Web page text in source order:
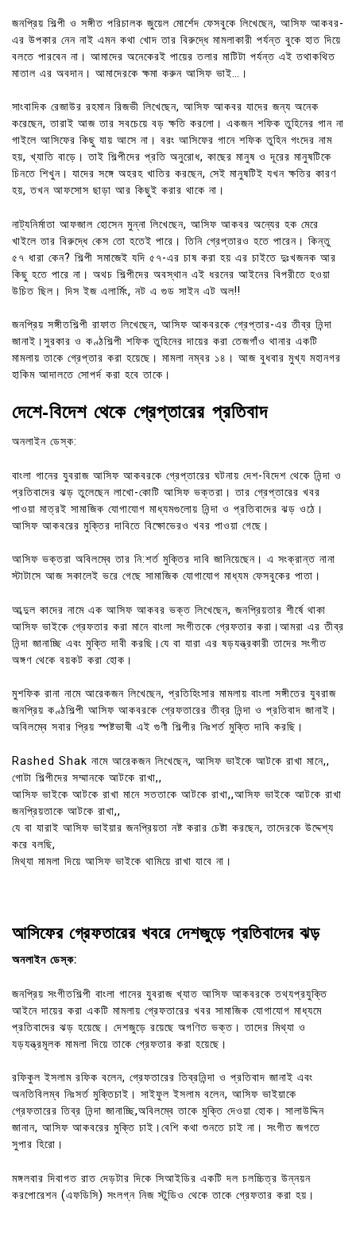
জনপ্রিয় শিল্পী ও সঙ্গীত পরিচালক জুয়েল মোর্শেদ ফেসবুকে লিখেছেন, আসিফ আকবর-
এর উপকার নেন নাই এমন কথা খোদ তার বিরুদ্ধে মামলাকারী পর্যন্ত বুকে হাত দিয়ে
বলতে পারবেন না। আমাদের অনেকেরই পায়ের তলার মাটিটা পর্যন্ত এই তথাকথিত
মাতাল এর অবদান। আমাদেরকে ক্ষমা করুন আসিফ ভাই…।
সাংবাদিক রেজাউর রহমান রিজভী লিখেছেন, আসিফ আকবর যাদের জন্য অনেক
করেছেন, তারাই আজ তার সবচেয়ে বড় ক্ষতি করলো। একজন শফিক তুহিনের গান না
গাইলে আসিফের কিছু যায় আসে না। বরং আসিফের গানে শফিক তুহিন গংদের নাম
হয়, খ্যাতি বাড়ে। তাই শিল্পীদের প্রতি অনুরোধ, কাছের মানুষ ও দূরের মানুষটিকে
চিনতে শিখুন। যাদের সঙ্গে অহরহ খাতির করছেন, সেই মানুষটিই যখন ক্ষতির কারণ
হয়, তখন আফসোস ছাড়া আর কিছুই করার থাকে না।
নাট্যনির্মাতা আফজাল হোসেন মুন্না লিখেছেন, আসিফ আকবর অন্যের হক মেরে
খাইলে তার বিরুদ্ধে কেস তো হতেই পারে। তিনি গ্রেপ্তারও হতে পারেন। কিন্তু
৫৭ ধারা কেন? শিল্পী সমাজেই যদি ৫৭-এর চাষ করা হয় এর চাইতে দুঃখজনক আর
কিছু হতে পারে না। অথচ শিল্পীদের অবস্থান এই ধরনের আইনের বিপরীতে হওয়া
উচিত ছিল। দিস ইজ এলার্মিং, নট এ গুড সাইন এট অল!!
জনপ্রিয় সঙ্গীতশিল্পী রাফাত লিখেছেন, আসিফ আকবরকে গ্রেপ্তার-এর তীব্র নিন্দা
জানাই।সুরকার ও কণ্ঠশিল্পী শফিক তুহিনের দায়ের করা তেজগাঁও থানার একটি
মামলায় তাকে গ্রেপ্তার করা হয়েছে। মামলা নম্বর ১৪। আজ বুধবার মুখ্য মহানগর
হাকিম আদালতে সোপর্দ করা হবে তাকে।
দেশে-বিদেশ থেকে গ্রেপ্তারের প্রতিবাদ
অনলাইন ডেস্ক:
বাংলা গানের যুবরাজ আসিফ আকবরকে গ্রেপ্তারের ঘটনায় দেশ-বিদেশ থেকে নিন্দা ও
প্রতিবাদের ঝড় তুলেছেন লাখো-কোটি আসিফ ভক্তরা। তার গ্রেপ্তারের খবর
পাওয়া মাত্রই সামাজিক যোগাযোগ মাধ্যমগুলোয় নিন্দা ও প্রতিবাদের ঝড় ওঠে।
আসিফ আকবরের মুক্তির দাবিতে বিক্ষোভেরও খবর পাওয়া গেছে।
আসিফ ভক্তরা অবিলম্বে তার নি:শর্ত মুক্তির দাবি জানিয়েছেন। এ সংক্রান্ত নানা
স্টাটাসে আজ সকালেই ভরে গেছে সামাজিক যোগাযোগ মাধ্যম ফেসবুকের পাতা।
আব্দুল কাদের নামে এক আসিফ আকবর ভক্ত লিখেছেন, জনপ্রিয়তার শীর্ষে থাকা
আসিফ ভাইকে গ্রেফতার করা মানে বাংলা সংগীতকে গ্রেফতার করা।আমরা এর তীব্র
নিন্দা জানাচ্ছি এবং মুক্তি দাবী করছি।যে বা যারা এর ষড়যন্ত্রকারী তাদের সংগীত
অঙ্গণ থেকে বয়কট করা হোক।
মুশফিক রানা নামে আরেকজন লিখেছেন, প্রতিহিংসার মামলায় বাংলা সঙ্গীতের যুবরাজ
জনপ্রিয় কণ্ঠশিল্পী আসিফ আকবরকে গ্রেফতারের তীব্র নিন্দা ও প্রতিবাদ জানাই।
অবিলম্বে সবার প্রিয় স্পষ্টভাষী এই গুণী শিল্পীর নিঃশর্ত মুক্তি দাবি করছি।
Rashed Shak নামে আরেকজন লিখেছেন, আসিফ ভাইকে আটকে রাখা মানে,,
গোটা শিল্পীদের সম্মানকে আটকে রাখা,,
আসিফ ভাইকে আটকে রাখা মানে সততাকে আটকে রাখা,,আসিফ ভাইকে আটকে রাখা
জনপ্রিয়তাকে আটকে রাখা,,
যে বা যারাই আসিফ ভাইয়ার জনপ্রিয়তা নষ্ট করার চেষ্টা করছেন, তাদেরকে উদ্দেশ্য
করে বলছি,
মিথ্যা মামলা দিয়ে আসিফ ভাইকে থামিয়ে রাখা যাবে না।
আসিফের গ্রেফতারের খবরে দেশজুড়ে প্রতিবাদের ঝড়
অনলাইন ডেস্ক:
জনপ্রিয় সংগীতশিল্পী বাংলা গানের যুবরাজ খ্যাত আসিফ আকবরকে তথ্যপ্রযুক্তি
আইনে দায়ের করা একটি মামলায় গ্রেফতারের খবর সামাজিক যোগাযোগ মাধ্যমে
প্রতিবাদের ঝড় হয়েছে। দেশজুড়ে রয়েছে অগণিত ভক্ত। তাদের মিথ্যা ও
যড়যন্ত্রমূলক মামলা দিয়ে তাকে গ্রেফতার করা হয়েছে।
রফিকুল ইসলাম রফিক বলেন, গ্রেফতারের তিব্রনিন্দা ও প্রতিবাদ জানাই এবং
অনতিবিলম্ব নিঃসর্ত মুক্তিচাই। সাইফুল ইসলাম বলেন, আসিফ ভাইয়াকে
গ্রেফতারের তিব্র নিন্দা জানাচ্ছি,অবিলম্বে তাকে মুক্তি দেওয়া হোক। সালাউদ্দিন
জানান, আসিফ আকবরের মুক্তি চাই।বেশি কথা শুনতে চাই না। সংগীত জগতে
সুপার হিরো।
মঙ্গলবার দিবাগত রাত দেড়টার দিকে সিআইডির একটি দল চলচ্চিত্র উন্নয়ন
করপোরেশন (এফডিসি) সংলগ্ন নিজ স্টুডিও থেকে তাকে গ্রেফতার করা হয়।